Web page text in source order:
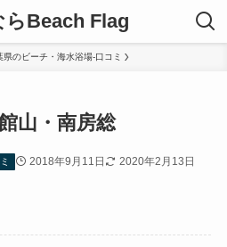
らBeach Flag
県のビーチ・海水浴場-口コミ
山・南房総
2018年9月11日 2020年2月13日